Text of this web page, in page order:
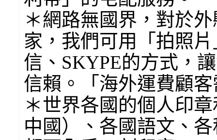
＊網路無國界，對於
家，我們可用「拍照
信、SKYPE的方式，
信賴。「海外運費顧
＊世界各國的個人印
中國）、各國語文、